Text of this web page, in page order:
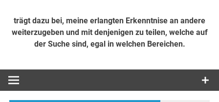
trägt dazu bei, meine erlangten Erkenntnise an andere
weiterzugeben und mit denjenigen zu teilen, welche auf
der Suche sind, egal in welchen Bereichen.